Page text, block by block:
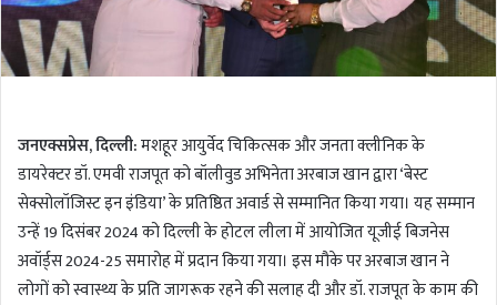
जनएक्सप्रेस, दिल्ली:मशहूर आयुर्वेद चिकित्सक और जनता क्लीनिक के
डायरेक्टर डॉ. एमवी राजपूत को बॉलीवुड अभिनेता अरबाज खान द्वारा ‘बेस्ट
सेक्सोलॉजिस्ट इन इंडिया’ के प्रतिष्ठित अवार्ड से सम्मानित किया गया। यह सम्मान
उन्हें 19 दिसंबर 2024 को दिल्ली के होटल लीला में आयोजित यूजीई बिजनेस
अवॉर्ड्स 2024-25 समारोह में प्रदान किया गया। इस मौके पर अरबाज खान ने
लोगों को स्वास्थ्य के प्रति जागरूक रहने की सलाह दी और डॉ. राजपूत के काम की